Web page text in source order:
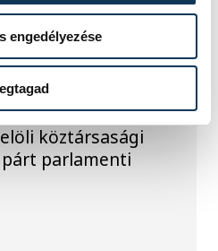
engedélyezése
jelöli
a Tisza
Bíróság
köztársasági
parlamenti